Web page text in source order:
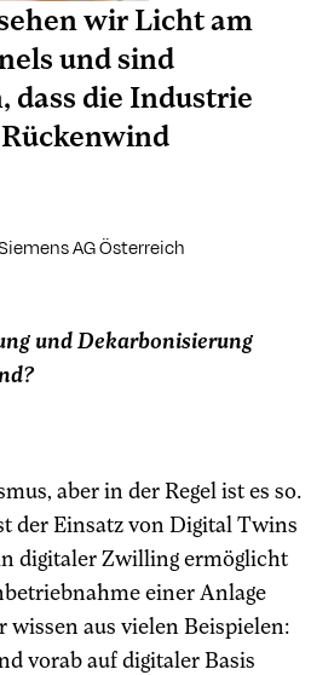
wir Licht am
und sind
dass die Industrie
AG Österreich
und Dekarbonisierung
aber in der Regel ist es so.
der Einsatz von Digital Twins
digitaler Zwilling ermöglicht
einer Anlage
aus vielen Beispielen:
vorab auf digitaler Basis